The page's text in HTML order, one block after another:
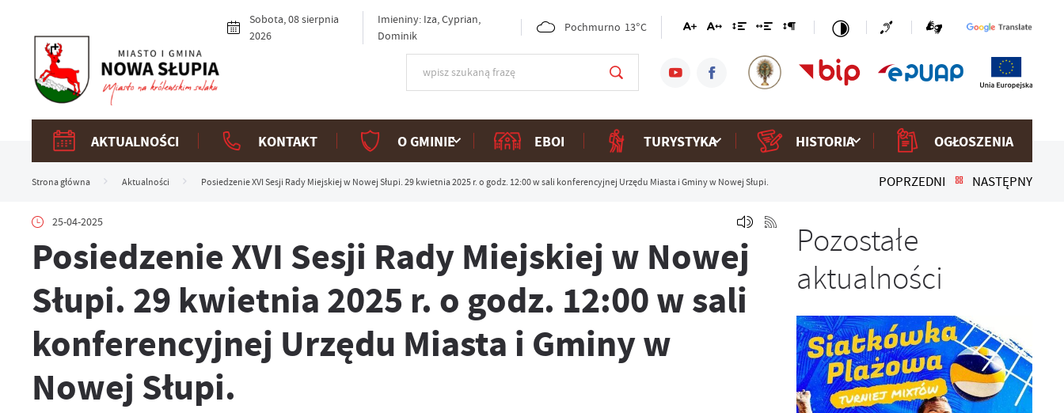
Sobota, 08 sierpnia
2026
Imieniny: Iza, Cyprian,
Dominik
Pochmurno 13°C
AKTUALNOŚCI KONTAKT O GMINIE EBOI TURYSTYKA HISTORIA OGŁOSZENIA
Strona główna Aktualności Posiedzenie XVI Sesji Rady Miejskiej w Nowej Słupi. 29 kwietnia 2025 r. o godz. 12:00 w sali konferencyjnej Urzędu Miasta i Gminy w Nowej Słupi. POPRZEDNI NASTĘPNY
25-04-2025
Posiedzenie XVI Sesji Rady Miejskiej w Nowej
Słupi. 29 kwietnia 2025 r. o godz. 12:00 w sali
konferencyjnej Urzędu Miasta i Gminy w
Nowej Słupi.
Pozostałe
aktualności